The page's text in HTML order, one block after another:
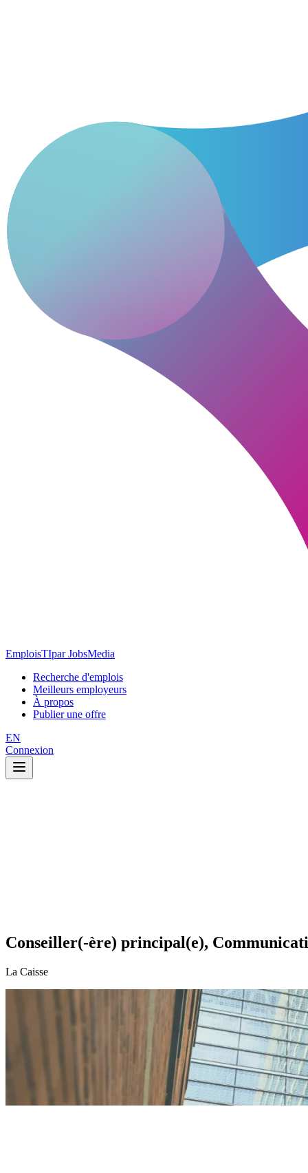
EmploisTIpar JobsMedia
Recherche d'emplois
Meilleurs employeurs
À propos
Publier une offre
EN
Connexion
Conseiller(-ère) principal(e),
La Caisse